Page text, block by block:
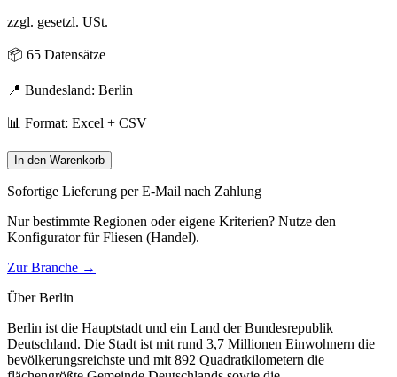
zzgl. gesetzl. USt.
📦 65 Datensätze
📍 Bundesland: Berlin
📊 Format: Excel + CSV
In den Warenkorb
Sofortige Lieferung per E-Mail nach Zahlung
Nur bestimmte Regionen oder eigene Kriterien? Nutze den
Konfigurator fürFliesen (Handel).
Zur Branche →
ÜberBerlin
Berlin ist die Hauptstadt und ein Land der Bundesrepublik
Deutschland. Die Stadt ist mit rund 3,7 Millionen Einwohnern die
bevölkerungsreichste und mit 892 Quadratkilometern die